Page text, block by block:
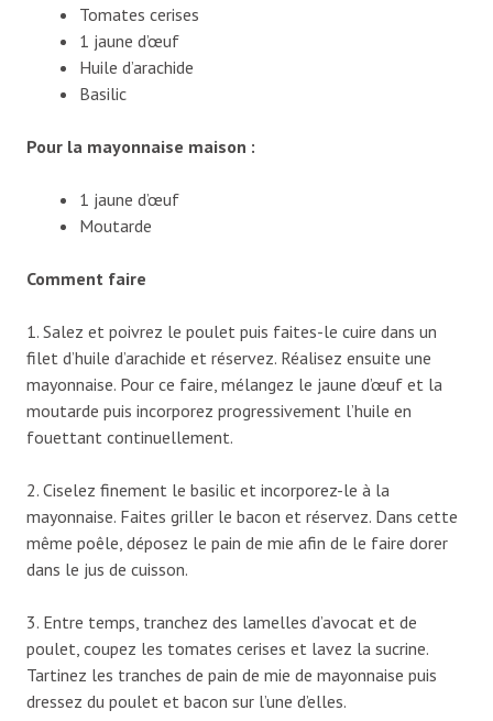
Tomates cerises
1 jaune d’œuf
Huile d’arachide
Basilic
Pour la mayonnaise maison :
1 jaune d’œuf
Moutarde
Comment faire
1. Salez et poivrez le poulet puis faites-le cuire dans un
filet d’huile d’arachide et réservez. Réalisez ensuite une
mayonnaise. Pour ce faire, mélangez le jaune d’œuf et la
moutarde puis incorporez progressivement l’huile en
fouettant continuellement.
2. Ciselez finement le basilic et incorporez-le à la
mayonnaise. Faites griller le bacon et réservez. Dans cette
même poêle, déposez le pain de mie afin de le faire dorer
dans le jus de cuisson.
3. Entre temps, tranchez des lamelles d’avocat et de
poulet, coupez les tomates cerises et lavez la sucrine.
Tartinez les tranches de pain de mie de mayonnaise puis
dressez du poulet et bacon sur l’une d’elles.